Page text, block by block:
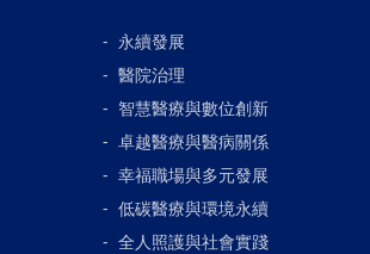
永續發展
醫院治理
智慧醫療與數位創新
卓越醫療與醫病關係
幸福職場與多元發展
低碳醫療與環境永續
全人照護與社會實踐